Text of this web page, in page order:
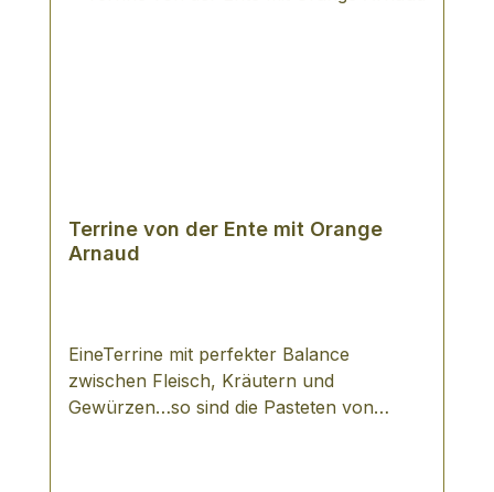
Terrine von der Ente mit Orange
Arnaud
EineTerrine mit perfekter Balance
zwischen Fleisch, Kräutern und
Gewürzen…so sind die Pasteten von